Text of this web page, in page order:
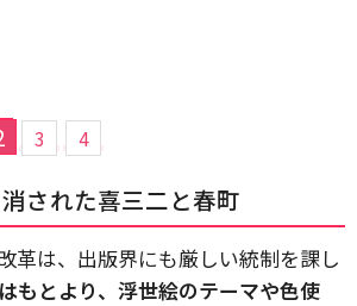
3 4
された喜三二と春町
革は、出版界にも厳しい統制を課し
もとより、浮世絵のテーマや色使